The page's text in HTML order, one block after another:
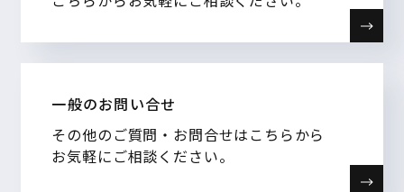
一般のお問い合せ
その他のご質問・お問合せはこちらから
お気軽にご相談ください。